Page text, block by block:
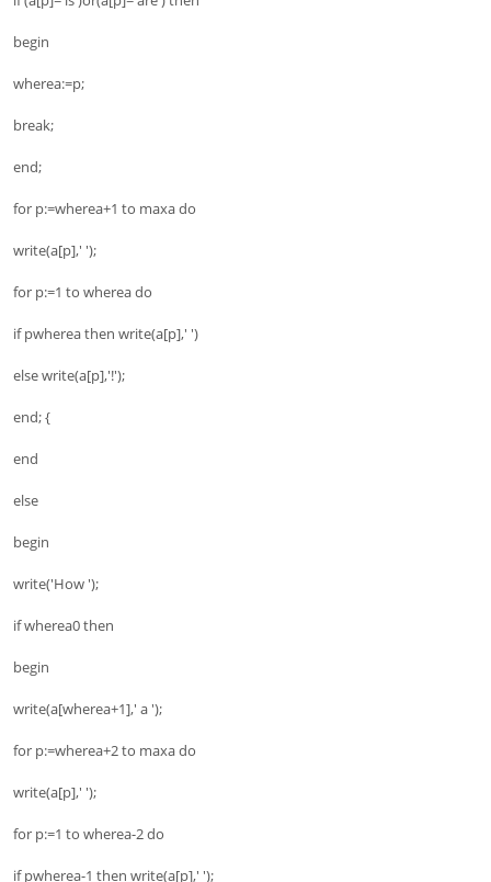
begin
wherea:=p;
break;
end;
for p:=wherea+1 to maxa do
write(a[p],' ');
for p:=1 to wherea do
if pwherea then write(a[p],' ')
else write(a[p],'!');
end; {
end
else
begin
write('How ');
if wherea0 then
begin
write(a[wherea+1],' a ');
for p:=wherea+2 to maxa do
write(a[p],' ');
for p:=1 to wherea-2 do
if pwherea-1 then write(a[p],' ');